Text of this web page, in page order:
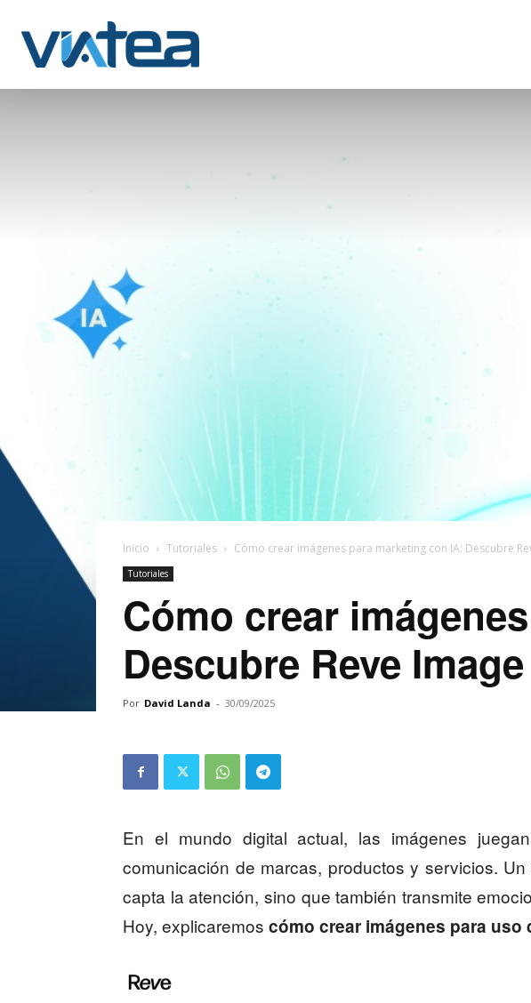
Inicio Tutoriales Cómo crear imágenes para marketing con IA: Descubre
Tutoriales
Cómo crear
Descubre Reve Image
Por David Landa - 30/09/2025
En el mundo digital actual, las imágenes
comunicación de marcas, productos y servicios.
capta la atención, sino que también transmite
Hoy, explicaremos cómo crear imágenes para uso